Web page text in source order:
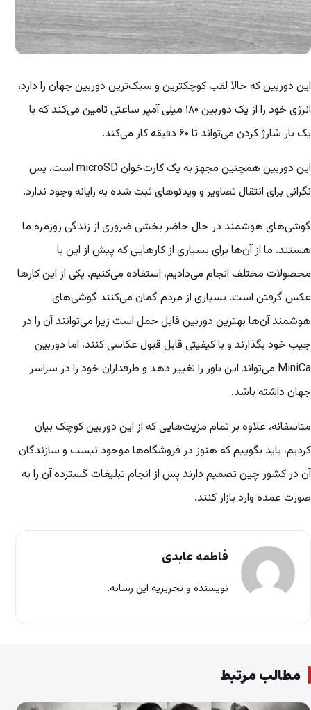
این دوربین که حالا لقب کوچکترین و سبک‌ترین دوربین جهان را دارد،
انرژی خود را از یک دوربین ۱۸۰ میلی آمپر ساعتی تامین می‌کند که با
یک بار شارژ کردن می‌تواند تا ۶۰ دقیقه کار می‌کند.
این دوربین همچنین مجهز به یک کارت‌خوان microSD است، پس
نگرانی برای انتقال تصاویر و ویدئوهای ثبت شده به رایانه وجود ندارد.
گوشی‌های هوشمند در حال حاضر بخشی ضروری از زندگی روزمره ما
هستند. ما از آن‌ها برای بسیاری از کارهایی که پیش از این با
محصولات مختلف انجام می‌دادیم، استفاده می‌کنیم. یکی از این کارها
عکس گرفتن است. بسیاری از مردم گمان می‌کنند گوشی‌های
هوشمند آن‌ها بهترین دوربین قابل حمل است زیرا می‌توانند آن را در
جیب خود بگذارند و با کیفیتی قابل قبول عکاسی کنند، اما دوربین
MiniCa می‌تواند این باور را تغییر دهد و طرفداران خود را در سراسر
جهان داشته باشد.
متاسفانه، علاوه بر تمام مزیت‌هایی که از این دوربین کوچک بیان
کردیم، باید بگوییم که هنوز در فروشگاه‌ها موجود نیست و سازندگان
آن در کشور چین تصمیم دارند پس از انجام تبلیغات گسترده آن را به
صورت عمده وارد بازار کنند.
فاطمه عابدی
نویسنده و تحریریه این رسانه.
مطالب مرتبط